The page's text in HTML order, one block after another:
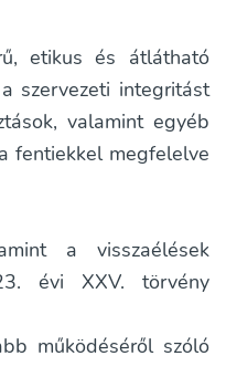
etikus és átlátható
szervezeti integritást
valamint egyéb
fentiekkel megfelelve
a visszaélések
évi XXV. törvény
működéséről szóló